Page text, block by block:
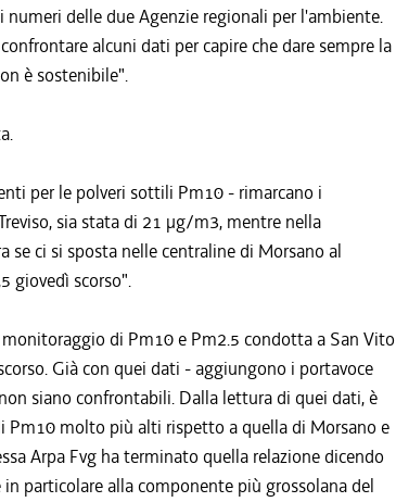
delle due Agenzie regionali per l'ambiente.
alcuni dati per capire che dare sempre la
è sostenibile".
per le polveri sottili Pm10 - rimarcano i
sia stata di 21 µg/m3, mentre nella
ci si sposta nelle centraline di Morsano al
giovedì scorso".
di Pm10 e Pm2.5 condotta a San Vito
Già con quei dati - aggiungono i portavoce
siano confrontabili. Dalla lettura di quei dati, è
Pm10 molto più alti rispetto a quella di Morsano e
Arpa Fvg ha terminato quella relazione dicendo
particolare alla componente più grossolana del